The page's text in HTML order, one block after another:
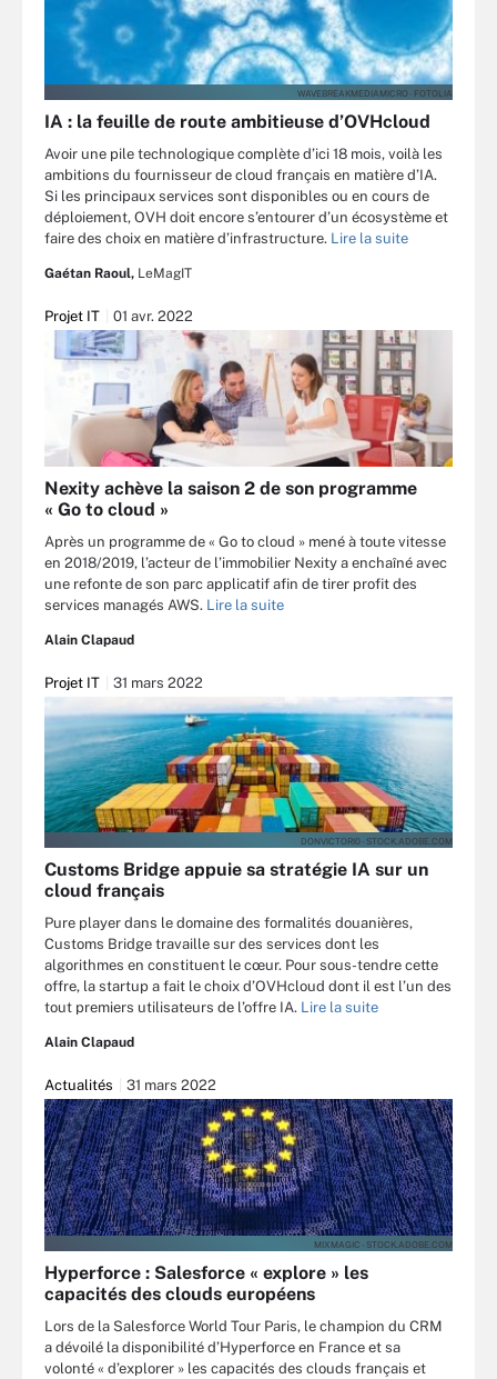
WAVEBREAKMEDIAMICRO - FOTOLIA
IA : la feuille de route ambitieuse d’OVHcloud
Avoir une pile technologique complète d’ici 18 mois, voilà les
ambitions du fournisseur de cloud français en matière d’IA.
Si les principaux services sont disponibles ou en cours de
déploiement, OVH doit encore s’entourer d’un écosystème et
faire des choix en matière d’infrastructure. Lire la suite
Gaétan Raoul, LeMagIT
Projet IT 01 avr. 2022
Nexity achève la saison 2 de son programme
« Go to cloud »
Après un programme de « Go to cloud » mené à toute vitesse
en 2018/2019, l’acteur de l’immobilier Nexity a enchaîné avec
une refonte de son parc applicatif afin de tirer profit des
services managés AWS. Lire la suite
Alain Clapaud
Projet IT 31 mars 2022
DONVICTORI0 - STOCK.ADOBE.COM
Customs Bridge appuie sa stratégie IA sur un
cloud français
Pure player dans le domaine des formalités douanières,
Customs Bridge travaille sur des services dont les
algorithmes en constituent le cœur. Pour sous-tendre cette
offre, la startup a fait le choix d’OVHcloud dont il est l’un des
tout premiers utilisateurs de l’offre IA. Lire la suite
Alain Clapaud
Actualités 31 mars 2022
MIXMAGIC - STOCK.ADOBE.COM
Hyperforce : Salesforce « explore » les
capacités des clouds européens
Lors de la Salesforce World Tour Paris, le champion du CRM
a dévoilé la disponibilité d’Hyperforce en France et sa
volonté « d’explorer » les capacités des clouds français et